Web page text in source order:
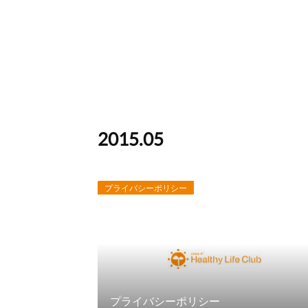
2015.05
プライバシーポリシー
プライバシーポリシー